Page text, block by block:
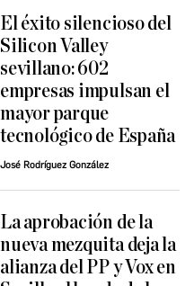
El éxito silencioso del
Silicon Valley
sevillano: 602
empresas impulsan el
mayor parque
tecnológico de España
José Rodríguez González
La aprobación de la
nueva mezquita deja la
alianza del PP y Vox en